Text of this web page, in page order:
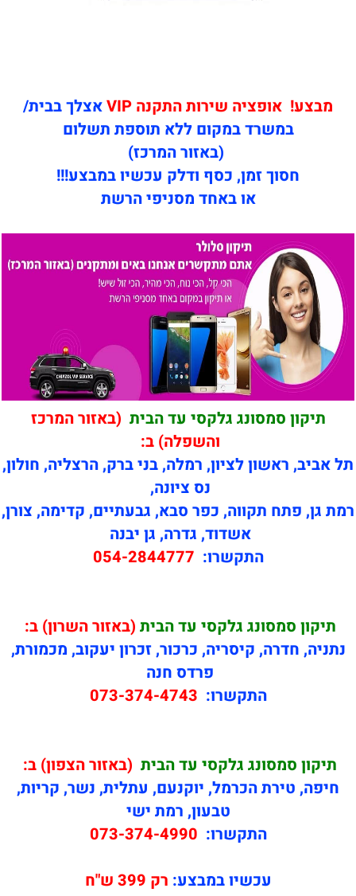
מבצע! אופציה שירות התקנה VIP
אצלך בבית/
במשרד במקום ללא תוספת תשלום
(באזור המרכז)
חסוך זמן, כסף ודלק עכשיו במבצע!!!
או באחד מסניפי הרשת
תיקון סמסונג גלקסי עד הבית (באזור המרכז
והשפלה) ב:
תל אביב, ראשון לציון, רמלה, בני ברק, הרצליה, חולון,
נס ציונה,
רמת גן, פתח תקווה, כפר סבא, גבעתיים, קדימה, צורן,
אשדוד, גדרה, גן יבנה
התקשרו: 054-2844777
תיקון סמסונג גלקסי עד הבית (באזור השרון) ב:
נתניה, חדרה, קיסריה, כרכור, זכרון יעקוב, מכמורת,
פרדס חנה
התקשרו: 073-374-4743
תיקון סמסונג גלקסי עד הבית (באזור הצפון) ב:
חיפה, טירת הכרמל, יוקנעם, עתלית, נשר, קריות,
טבעון, רמת ישי
התקשרו: 073-374-4990
עכשיו במבצע: רק 399 ש"ח